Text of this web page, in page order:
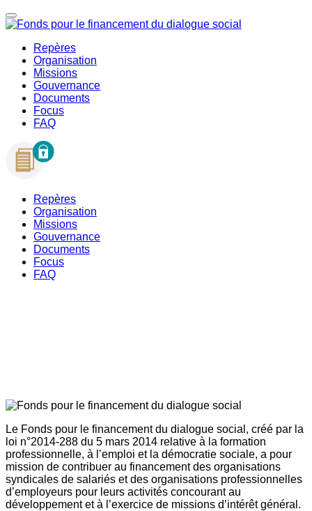
Repères
Organisation
Missions
Gouvernance
Documents
Focus
FAQ
Repères
Organisation
Missions
Gouvernance
Documents
Focus
FAQ
Le Fonds pour le financement du dialogue social, créé par la
loi n°2014-288 du 5 mars 2014 relative à la formation
professionnelle, à l’emploi et la démocratie sociale, a pour
mission de contribuer au financement des organisations
syndicales de salariés et des organisations professionnelles
d’employeurs pour leurs activités concourant au
développement et à l’exercice de missions d’intérêt général.